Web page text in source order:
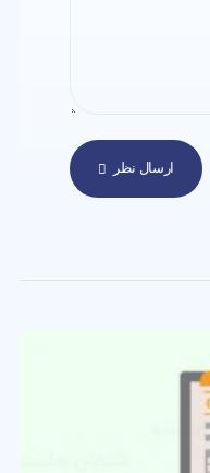
ارسال نظر